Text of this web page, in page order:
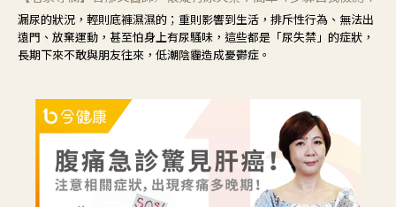
漏尿的狀況，輕則底褲濕濕的；重則影響到生活，排斥性行為、無法出
遠門、放棄運動，甚至怕身上有尿騷味，這些都是「尿失禁」的症狀，
長期下來不敢與朋友往來，低潮陰霾造成憂鬱症。